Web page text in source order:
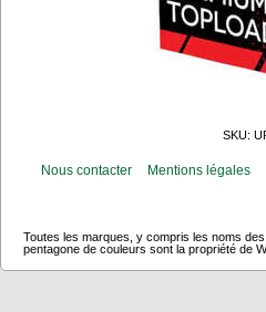
SKU:
Nous contacter Mentions légales
Toutes les marques, y compris les noms
pentagone de couleurs sont la propriété de